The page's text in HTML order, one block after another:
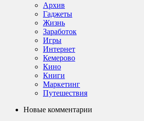
Архив
Гаджеты
Жизнь
Заработок
Игры
Интернет
Кемерово
Кино
Книги
Маркетинг
Путешествия
Новые комментарии